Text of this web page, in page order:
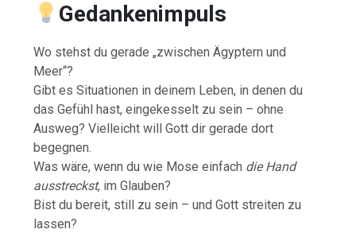
Gedankenimpuls
Wo stehst du gerade „zwischen Ägyptern und
Meer“?
Gibt es Situationen in deinem Leben, in denen du
das Gefühl hast, eingekesselt zu sein – ohne
Ausweg? Vielleicht will Gott dir gerade dort
begegnen.
Was wäre, wenn du wie Mose einfach die Hand
ausstreckst, im Glauben?
Bist du bereit, still zu sein – und Gott streiten zu
lassen?